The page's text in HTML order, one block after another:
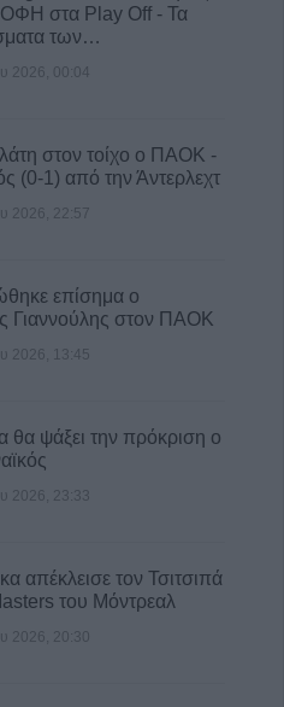
(7/8) σε
Καραϊσκάκη,
ΟΦΗ στα Play Off - Τα
των…
2026, 00:04
στον τοίχο ο ΠΑΟΚ -
(0-1) από την Άντερλεχτ
2026, 22:57
επίσημα ο
Γιαννούλης στον ΠΑΟΚ
2026, 13:45
θα ψάξει την πρόκριση ο
2026, 23:33
απέκλεισε τον Τσιτσιπά
του Μόντρεαλ
2026, 20:30